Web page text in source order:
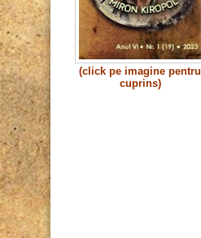
(click pe imagine pentru
cuprins)